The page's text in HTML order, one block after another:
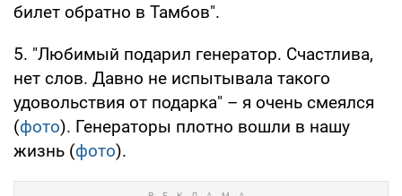
билет обратно в Тамбов".
5. "Любимый подарил генератор. Счастлива,
нет слов. Давно не испытывала такого
удовольствия от подарка" – я очень смеялся
(фото). Генераторы плотно вошли в нашу
жизнь (фото).